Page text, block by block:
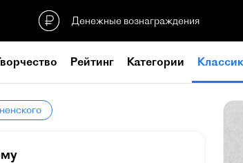
Денежные вознаграждения
Рейтинг Категории